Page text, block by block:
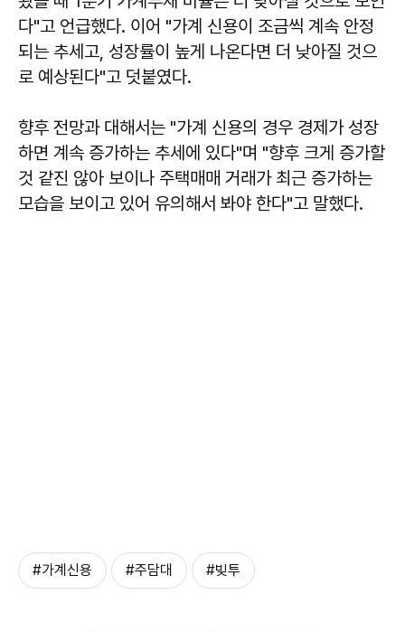
다"고 언급했다. 이어 "가계 신용이 조금씩 계속 안정
되는 추세고, 성장률이 높게 나온다면 더 낮아질 것으
로 예상된다"고 덧붙였다.
향후 전망과 대해서는 "가계 신용의 경우 경제가 성장
하면 계속 증가하는 추세에 있다"며 "향후 크게 증가할
것 같진 않아 보이나 주택매매 거래가 최근 증가하는
모습을 보이고 있어 유의해서 봐야 한다"고 말했다.
#가계신용 #주담대 #빚투